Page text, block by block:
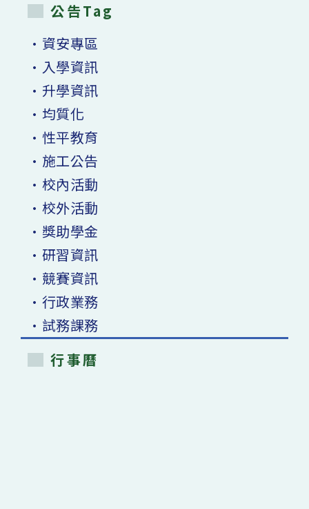
公告Tag
•資安專區
•入學資訊
•升學資訊
•均質化
•性平教育
•施工公告
•校內活動
•校外活動
•獎助學金
•研習資訊
•競賽資訊
•行政業務
•試務課務
行事曆